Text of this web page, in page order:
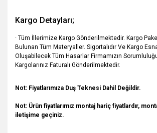
Kargo Detayları;
· Tüm İllerimize Kargo Gönderilmektedir. Kargo
Bulunan Tüm Materyaller. Sigortalıdır Ve Kargo
Oluşabilecek Tüm Hasarlar Firmamızın
Kargolarınız Faturalı Gönderilmektedir.
Not: Fiyatlarımıza Duş Teknesi Dahil Değildir.
Not: Ürün fiyatlarımız montaj hariç fiyatlardır,
iletişime geçiniz.